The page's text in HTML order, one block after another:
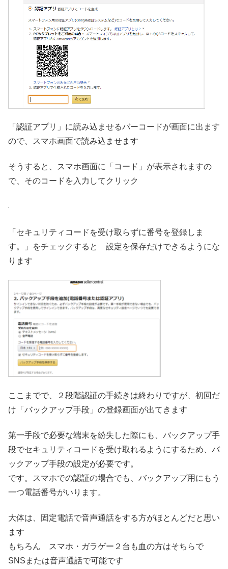
「認証アプリ」に読み込ませるバーコードが画面に出ます
ので、スマホ画面で読み込ませます
そうすると、スマホ画面に「コード」が表示されますの
で、そのコードを入力してクリック
「セキュリティコードを受け取らずに番号を登録しま
す。」をチェックすると 設定を保存だけできるようにな
ります
ここまでで、２段階認証の手続きは終わりですが、初回だ
け「バックアップ手段」の登録画面が出てきます
第一手段で必要な端末を紛失した際にも、バックアップ手
段でセキュリティコードを受け取れるようにするため、バ
ックアップ手段の設定が必要です。
です。スマホでの認証の場合でも、バックアップ用にもう
一つ電話番号がいります。
大体は、固定電話で音声通話をする方がほとんどだと思い
ます
もちろん スマホ・ガラゲー２台も血の方はそちらで
SNSまたは音声通話で可能です